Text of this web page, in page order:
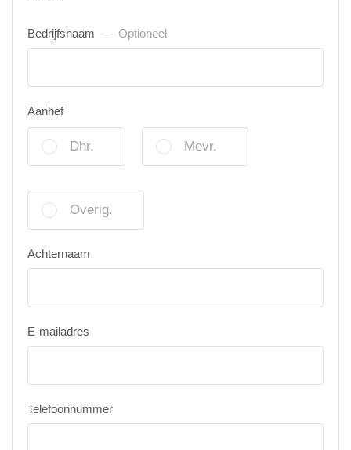
Bedrijfsnaam Optioneel
Aanhef
Dhr. Mevr.
Overig.
Achternaam
E-mailadres
Telefoonnummer